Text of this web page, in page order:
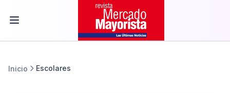
Inicio Escolares